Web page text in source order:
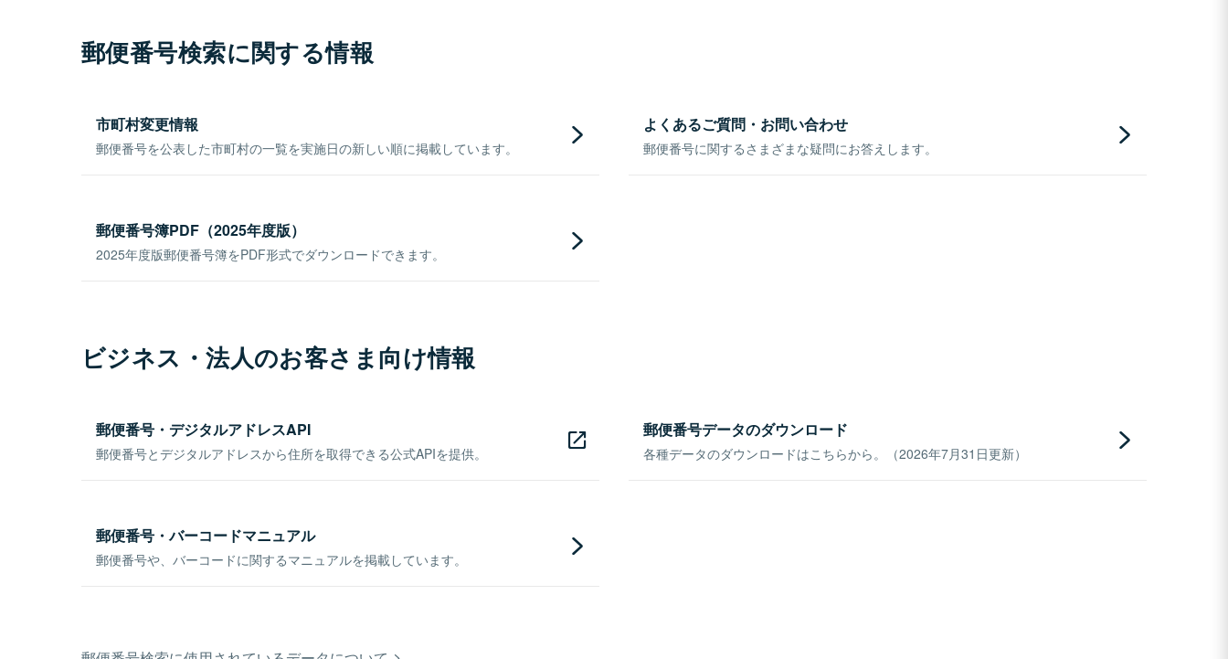
郵便番号検索に関する情報
市町村変更情報
郵便番号を公表した市町村の一覧を実施日の新しい順に掲載しています。
よくあるご質問・お問い合わせ
郵便番号に関するさまざまな疑問にお答えします。
郵便番号簿PDF（2025年度版）
2025年度版郵便番号簿をPDF形式でダウンロードできます。
ビジネス・法人のお客さま向け情報
郵便番号・デジタルアドレスAPI
郵便番号とデジタルアドレスから住所を取得できる公式APIを提供。
郵便番号データのダウンロード
各種データのダウンロードはこちらから。（2026年7月31日更新）
郵便番号・バーコードマニュアル
郵便番号や、バーコードに関するマニュアルを掲載しています。